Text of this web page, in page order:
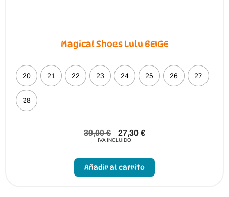
Magical Shoes Lulu BEIGE
20 21 22 23 24 25 26 27
28
39,00€ 27,30 €
IVA INCLUIDO
Añadir al carrito